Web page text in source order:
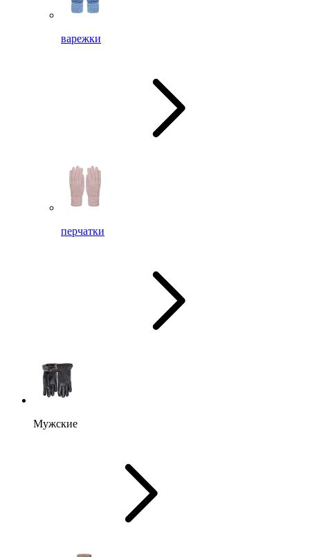
варежки
перчатки
Мужские